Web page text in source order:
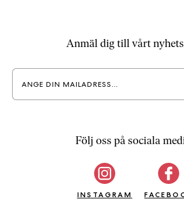
Anmäl dig till vårt
Följ oss på sociala
INSTAGRAM